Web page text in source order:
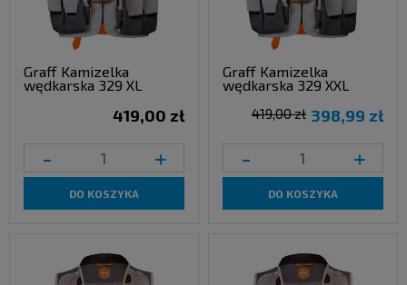
Graff Kamizelka
wędkarska 329 XL
419,00 zł
- +
DO KOSZYKA
Graff Kamizelka
wędkarska 329 XXL
398,99 zł
419,00 zł
- +
DO KOSZYKA